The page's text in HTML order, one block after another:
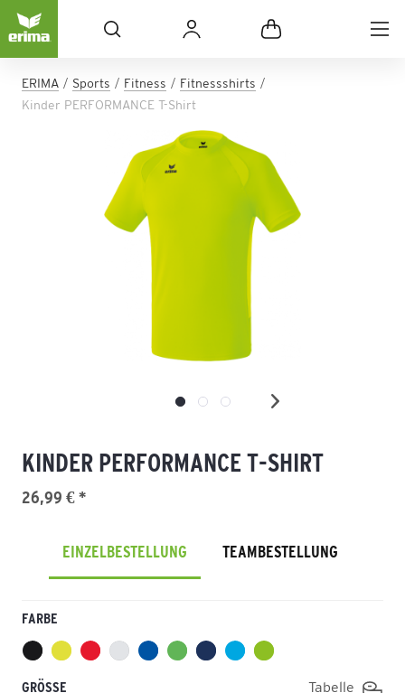
ERIMA Sports Fitness
Fitnessshirts
Kinder PERFORMANCE T-Shirt
KINDER PERFORMANCE T-SHIRT
26,99 € *
EINZELBESTELLUNG TEAMBESTELLUNG
FARBE
GRÖSSE Tabelle